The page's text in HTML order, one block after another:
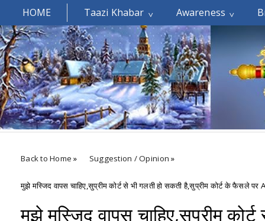
HOME Taazi Khabar Awareness
Welcomes You.....
Back to Home » Suggestion / Opinion »
मुझे मस्जिद वापस चाहिए,सुप्रीम कोर्ट से भी गलती हो सकती है,सुप्रीम कोर्ट के फैसले पर
मुझे मस्जिद वापस चाहिए,सुप्रीम कोर्ट